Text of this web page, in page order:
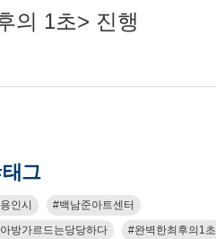
의 1초> 진행
그
용인시
백남준아트센터
아방가르드는당당하다
완벽한최후의1초